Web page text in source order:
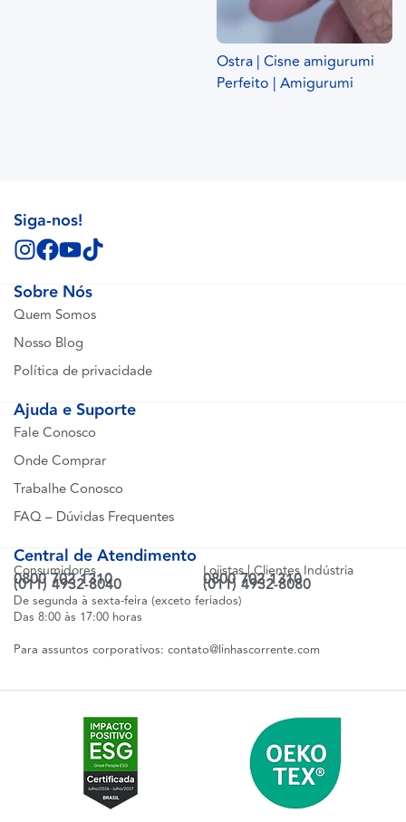
Ostra | Cisne amigurumi
Perfeito | Amigurumi
Sobre Nós
Quem Somos
Nosso Blog
Política de privacidade
Ajuda e Suporte
Fale Conosco
Onde Comprar
Trabalhe Conosco
FAQ – Dúvidas Frequentes
Central de Atendimento
Consumidores
0800 702 1310
(011) 4932-8040
Lojistas | Clientes Indústria
0800 702 1310
(011) 4932-8080
De segunda à sexta-feira (exceto feriados)
Das 8:00 às 17:00 horas
Para assuntos corporativos: contato@linhascorrente.com
Siga-nos!